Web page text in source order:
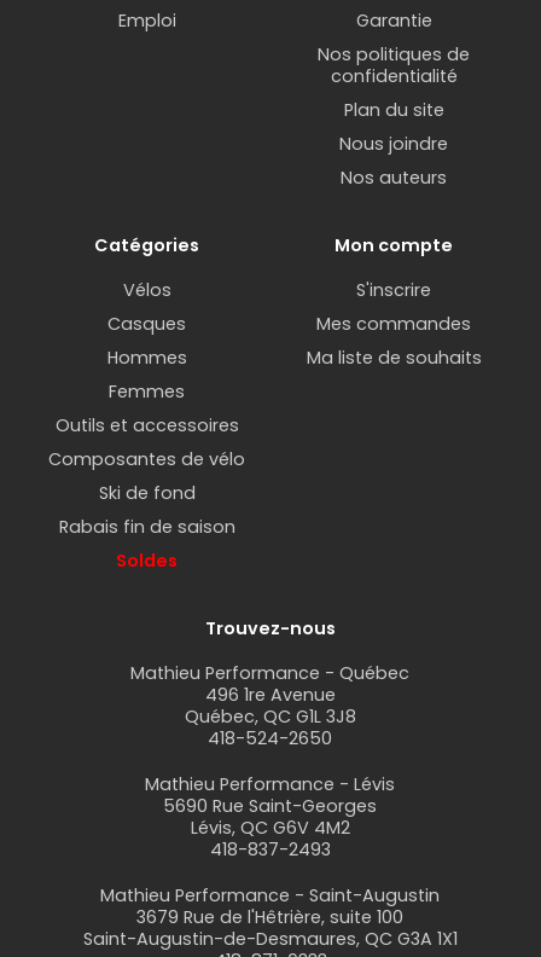
Emploi
Garantie
Nos politiques de
confidentialité
Plan du site
Nous joindre
Nos auteurs
Catégories
Vélos
Casques
Hommes
Femmes
Outils et accessoires
Composantes de vélo
Ski de fond
Rabais fin de saison
Soldes
Mon compte
S'inscrire
Mes commandes
Ma liste de souhaits
Trouvez-nous
Mathieu Performance - Québec
496 1re Avenue
Québec, QC G1L 3J8
418-524-2650
Mathieu Performance - Lévis
5690 Rue Saint-Georges
Lévis, QC G6V 4M2
418-837-2493
Mathieu Performance - Saint-Augustin
3679 Rue de l'Hêtrière, suite 100
Saint-Augustin-de-Desmaures, QC G3A 1X1